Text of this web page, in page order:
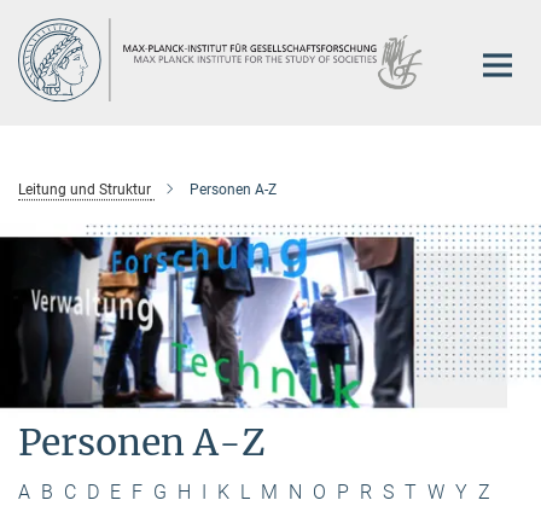
Hauptinhalt
Leitung und Struktur Personen A-Z
Personen A-Z
A B C D E F G H I K L M N O P R S T W Y Z